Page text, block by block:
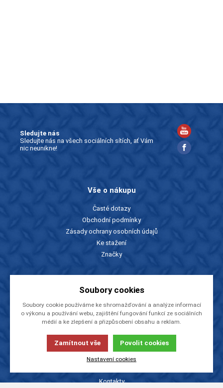
Sledujte nás
Sledujte nás na všech sociálních sítích, ať Vám
nic neunikne!
Vše o nákupu
Časté dotazy
Obchodní podmínky
Zásady ochrany osobních údajů
Ke stažení
Značky
Ceníky a katalogy
Rady a tipy
O firmě
Kontakty
Soubory cookies
Soubory cookie používáme ke shromažďování a analýze informací
o výkonu a používání webu, zajištění fungování funkcí ze sociálních
médií a ke zlepšení a přizpůsobení obsahu a reklam.
Zamítnout vše Povolit cookies
Nastavení cookies